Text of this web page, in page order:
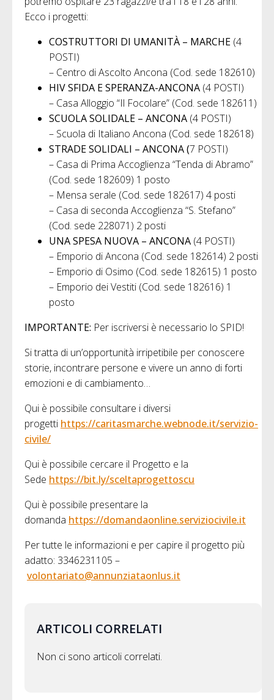
Ecco i progetti:
COSTRUTTORI DI UMANITÀ – MARCHE (4
POSTI)
– Centro di Ascolto Ancona (Cod. sede 182610)
HIV SFIDA E SPERANZA-ANCONA (4 POSTI)
– Casa Alloggio “Il Focolare” (Cod. sede 182611)
SCUOLA SOLIDALE – ANCONA (4 POSTI)
– Scuola di Italiano Ancona (Cod. sede 182618)
STRADE SOLIDALI – ANCONA (7 POSTI)
– Casa di Prima Accoglienza “Tenda di Abramo”
(Cod. sede 182609) 1 posto
– Mensa serale (Cod. sede 182617) 4 posti
– Casa di seconda Accoglienza “S. Stefano”
(Cod. sede 228071) 2 posti
UNA SPESA NUOVA – ANCONA (4 POSTI)
– Emporio di Ancona (Cod. sede 182614) 2 posti
– Emporio di Osimo (Cod. sede 182615) 1 posto
– Emporio dei Vestiti (Cod. sede 182616) 1
posto
IMPORTANTE: Per iscriversi è necessario lo SPID!
Si tratta di un’opportunità irripetibile per conoscere
storie, incontrare persone e vivere un anno di forti
emozioni e di cambiamento…
Qui è possibile consultare i diversi
progetti https://caritasmarche.webnode.it/servizio-
civile/
Qui è possibile cercare il Progetto e la
Sede https://bit.ly/sceltaprogettoscu
Qui è possibile presentare la
domanda https://domandaonline.serviziocivile.it
Per tutte le informazioni e per capire il progetto più
adatto: 3346231105 –
volontariato@annunziataonlus.it
ARTICOLI CORRELATI
Non ci sono articoli correlati.